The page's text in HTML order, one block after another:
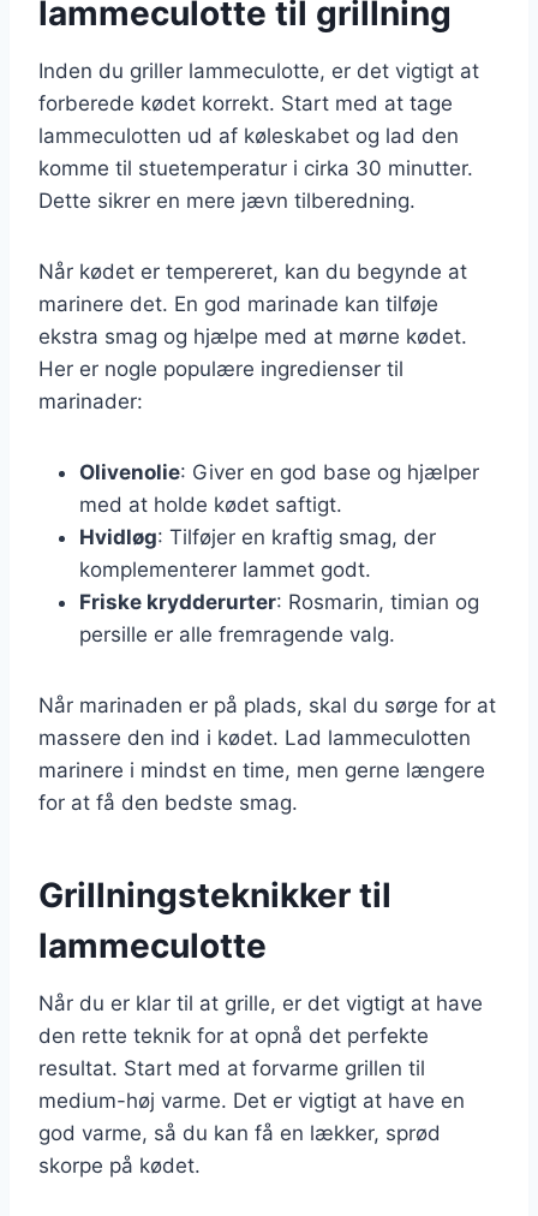
lammeculotte til grillning
Inden du griller lammeculotte, er det vigtigt at
forberede kødet korrekt. Start med at tage
lammeculotten ud af køleskabet og lad den
komme til stuetemperatur i cirka 30 minutter.
Dette sikrer en mere jævn tilberedning.
Når kødet er tempereret, kan du begynde at
marinere det. En god marinade kan tilføje
ekstra smag og hjælpe med at mørne kødet.
Her er nogle populære ingredienser til
marinader:
Olivenolie: Giver en god base og hjælper
med at holde kødet saftigt.
Hvidløg: Tilføjer en kraftig smag, der
komplementerer lammet godt.
Friske krydderurter: Rosmarin, timian og
persille er alle fremragende valg.
Når marinaden er på plads, skal du sørge for at
massere den ind i kødet. Lad lammeculotten
marinere i mindst en time, men gerne længere
for at få den bedste smag.
Grillningsteknikker til
lammeculotte
Når du er klar til at grille, er det vigtigt at have
den rette teknik for at opnå det perfekte
resultat. Start med at forvarme grillen til
medium-høj varme. Det er vigtigt at have en
god varme, så du kan få en lækker, sprød
skorpe på kødet.